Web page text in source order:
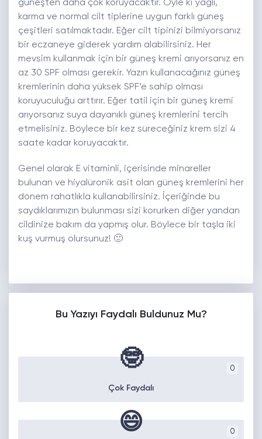
güneşten daha çok koruyacaktır. Öyle ki yağlı,
karma ve normal cilt tiplerine uygun farklı güneş
çeşitleri satılmaktadır. Eğer cilt tipinizi bilmiyorsanız
bir eczaneye giderek yardım alabilirsiniz. Her
mevsim kullanmak için bir güneş kremi arıyorsanız en
az 30 SPF olması gerekir. Yazın kullanacağınız güneş
kremlerinin daha yüksek SPF’e sahip olması
koruyuculuğu arttırır. Eğer tatil için bir güneş kremi
arıyorsanız suya dayanıklı güneş kremlerini tercih
etmelisiniz. Böylece bir kez süreceğiniz krem sizi 4
saate kadar koruyacaktır.
Genel olarak E vitaminli, içerisinde minareller
bulunan ve hiyalüronik asit olan güneş kremlerini her
dönem rahatlıkla kullanabilirsiniz. İçeriğinde bu
saydıklarımızın bulunması sizi korurken diğer yandan
cildinize bakım da yapmış olur. Böylece bir taşla iki
kuş vurmuş olursunuz! 🙂
Bu Yazıyı Faydalı Buldunuz Mu?
0
🤓
Çok Faydalı
0
😄